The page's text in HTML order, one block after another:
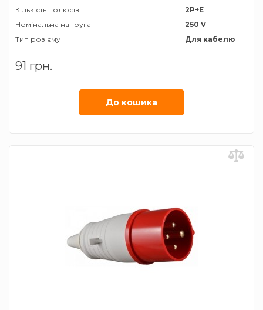
Кількість полюсів
2P+E
Номінальна напруга
250 V
Тип роз'єму
Для кабелю
Ступінь захисту
91 грн.
До кошика